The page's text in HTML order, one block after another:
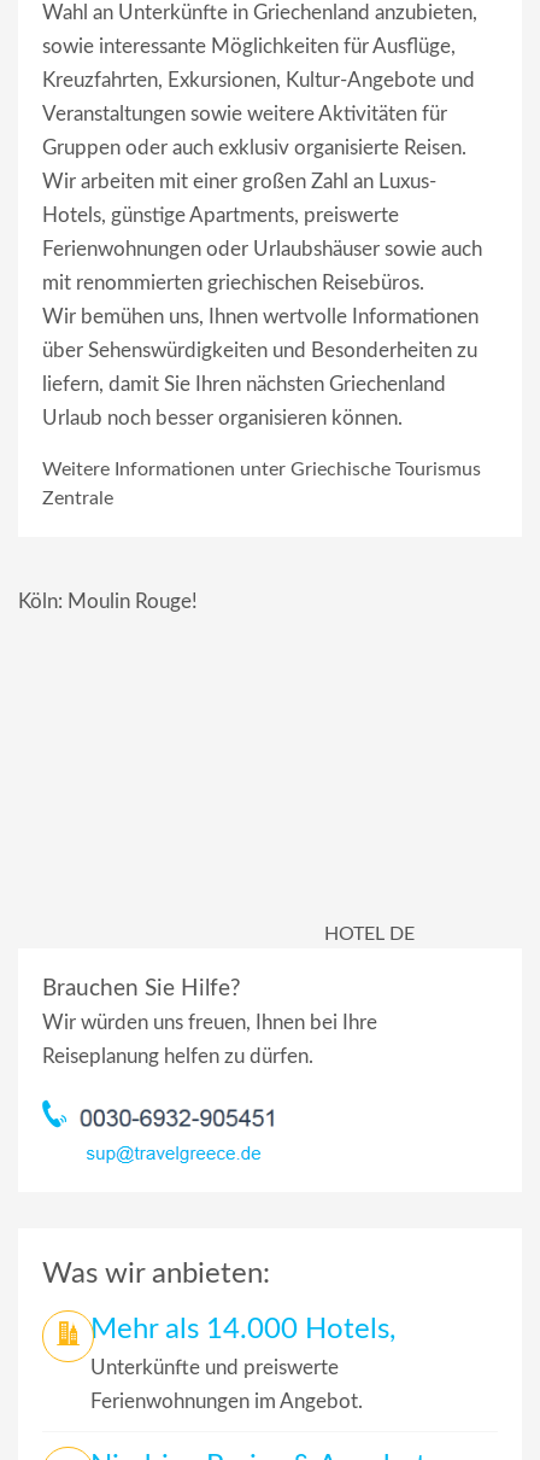
Wahl an Unterkünfte in Griechenland anzubieten,
sowie interessante Möglichkeiten für Ausflüge,
Kreuzfahrten, Exkursionen, Kultur-Angebote und
Veranstaltungen sowie weitere Aktivitäten für
Gruppen oder auch exklusiv organisierte Reisen.
Wir arbeiten mit einer großen Zahl an Luxus-
Hotels, günstige Apartments, preiswerte
Ferienwohnungen oder Urlaubshäuser sowie auch
mit renommierten griechischen Reisebüros.
Wir bemühen uns, Ihnen wertvolle Informationen
über Sehenswürdigkeiten und Besonderheiten zu
liefern, damit Sie Ihren nächsten Griechenland
Urlaub noch besser organisieren können.
Weitere Informationen unter Griechische Tourismus
Zentrale
Köln: Moulin Rouge!
HOTEL DE
Brauchen Sie Hilfe?
Wir würden uns freuen, Ihnen bei Ihre
Reiseplanung helfen zu dürfen.
Was wir anbieten:
Mehr als 14.000 Hotels,
Unterkünfte und preiswerte
Ferienwohnungen im Angebot.